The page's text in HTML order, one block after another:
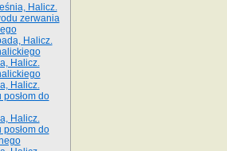
Halicz.
zerwania
Halicz.
Halicz.
Halicz.
posłom do
Halicz.
posłom do